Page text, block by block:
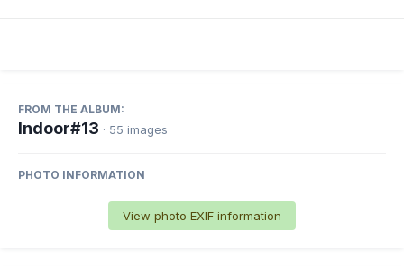
FROM THE ALBUM:
Indoor#13 · 55 images
PHOTO INFORMATION
View photo EXIF information